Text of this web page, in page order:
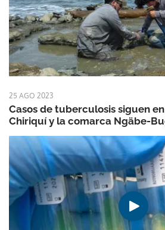
25 AGO 2023
Casos de tuberculosis siguen
Chiriquí y la comarca Ngäbe-